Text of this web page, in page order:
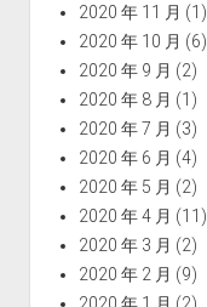
2020 年 11 月 (1)
2020 年 10 月 (6)
2020 年 9 月 (2)
2020 年 8 月 (1)
2020 年 7 月 (3)
2020 年 6 月 (4)
2020 年 5 月 (2)
2020 年 4 月 (11)
2020 年 3 月 (2)
2020 年 2 月 (9)